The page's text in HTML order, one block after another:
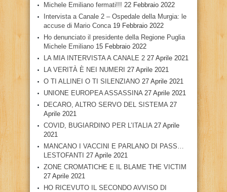
Michele Emiliano fermati!!! 22 Febbraio 2022
Intervista a Canale 2 – Ospedale della Murgia: le
accuse di Mario Conca 19 Febbraio 2022
Ho denunciato il presidente della Regione Puglia
Michele Emiliano 15 Febbraio 2022
LA MIA INTERVISTA A CANALE 2 27 Aprile 2021
LA VERITÀ È NEI NUMERI 27 Aprile 2021
O TI ALLINEI O TI SILENZIANO 27 Aprile 2021
UNIONE EUROPEA ASSASSINA 27 Aprile 2021
DECARO, ALTRO SERVO DEL SISTEMA 27
Aprile 2021
COVID, BUGIARDINO PER L’ITALIA 27 Aprile
2021
MANCANO I VACCINI E PARLANO DI PASS…
LESTOFANTI 27 Aprile 2021
ZONE CROMATICHE E IL BLAME THE VICTIM
27 Aprile 2021
HO RICEVUTO IL SECONDO AVVISO DI